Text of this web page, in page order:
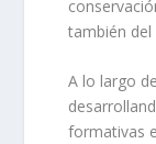
también
A lo largo
formativas